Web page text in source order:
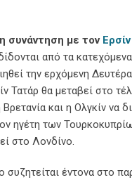
συνάντηση με τον
από τα
την ερχόμενη
Τατάρ θα μεταβεί στο
και η Ολγκίν να
ηγέτη των
στο Λονδίνο.
συζητείται έντονα στο